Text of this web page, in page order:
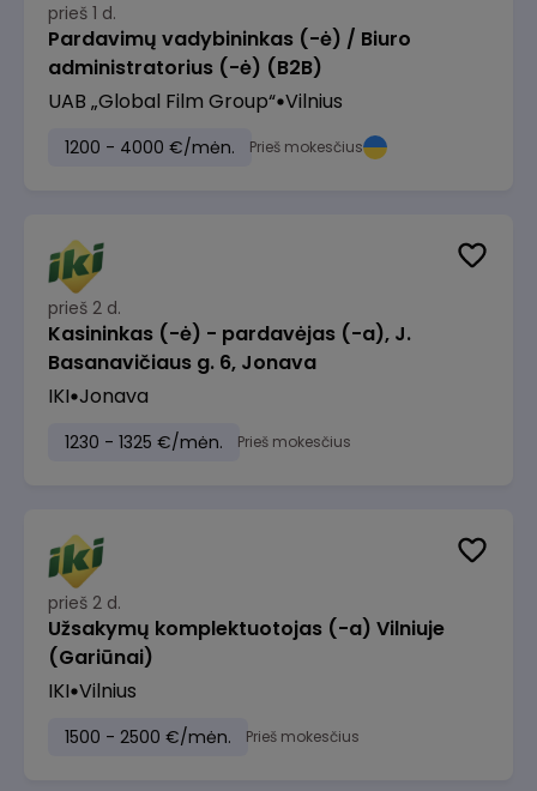
prieš 1 d.
Pardavimų vadybininkas (-ė) / Biuro
administratorius (-ė) (B2B)
UAB „Global Film Group“ Vilnius
1200 - 4000 €/mėn. Prieš mokesčius
prieš 2 d.
Kasininkas (-ė) - pardavėjas (-a), J.
Basanavičiaus g. 6, Jonava
IKI Jonava
1230 - 1325 €/mėn. Prieš mokesčius
prieš 2 d.
Užsakymų komplektuotojas (-a) Vilniuje
(Gariūnai)
IKI Vilnius
1500 - 2500 €/mėn. Prieš mokesčius